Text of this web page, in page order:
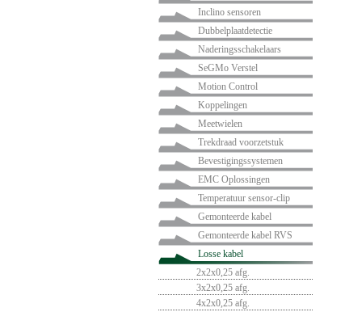
Inclino sensoren
Dubbelplaatdetectie
Naderingsschakelaars
SeGMo Verstel
Motion Control
Koppelingen
Meetwielen
Trekdraad voorzetstuk
Bevestigingssystemen
EMC Oplossingen
Temperatuur sensor-clip
Gemonteerde kabel
Gemonteerde kabel RVS
Losse kabel
2x2x0,25 afg.
3x2x0,25 afg.
4x2x0,25 afg.